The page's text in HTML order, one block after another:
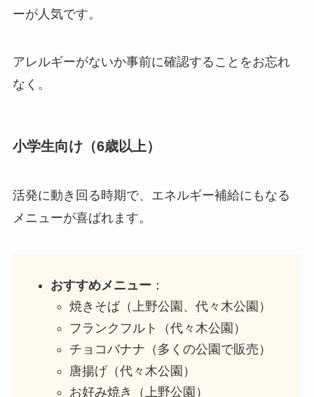
ーが人気です。
アレルギーがないか事前に確認することをお忘れ
なく。
小学生向け（6歳以上）
活発に動き回る時期で、エネルギー補給にもなる
メニューが喜ばれます。
おすすめメニュー ：
焼きそば（上野公園、代々木公園）
フランクフルト（代々木公園）
チョコバナナ（多くの公園で販売）
唐揚げ（代々木公園）
お好み焼き（上野公園）